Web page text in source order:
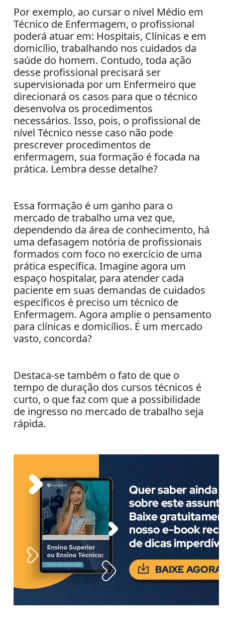
Por exemplo, ao cursar o nível Médio em
Técnico de Enfermagem, o profissional
poderá atuar em: Hospitais, Clínicas e em
domicílio, trabalhando nos cuidados da
saúde do homem. Contudo, toda ação
desse profissional precisará ser
supervisionada por um Enfermeiro que
direcionará os casos para que o técnico
desenvolva os procedimentos
necessários. Isso, pois, o profissional de
nível Técnico nesse caso não pode
prescrever procedimentos de
enfermagem, sua formação é focada na
prática. Lembra desse detalhe?
Essa formação é um ganho para o
mercado de trabalho uma vez que,
dependendo da área de conhecimento, há
uma defasagem notória de profissionais
formados com foco no exercício de uma
prática específica. Imagine agora um
espaço hospitalar, para atender cada
paciente em suas demandas de cuidados
específicos é preciso um técnico de
Enfermagem. Agora amplie o pensamento
para clínicas e domicílios. É um mercado
vasto, concorda?
Destaca-se também o fato de que o
tempo de duração dos cursos técnicos é
curto, o que faz com que a possibilidade
de ingresso no mercado de trabalho seja
rápida.